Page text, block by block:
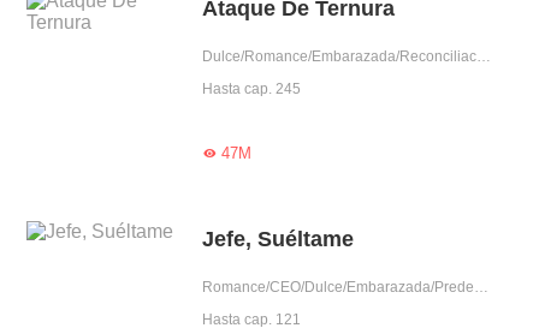
Ataque De Ternura
Dulce/Romance/Embarazada/Reconciliación/Aventura de una noche/Dominante/Lindo/Adorable
Hasta cap. 245
47M
Jefe, Suéltame
Romance/CEO/Dulce/Embarazada/Predestinado/Reconciliación/Aventura de una noche/Dominante/Lindo/Adorable
Hasta cap. 121